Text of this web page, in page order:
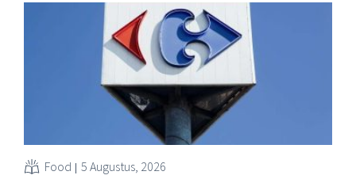
multinational verhoogt de investeringen en de
vooruitzichten.
Food 5 Augustus, 2026